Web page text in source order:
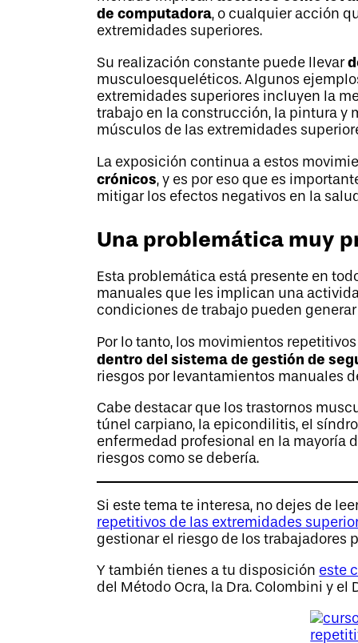
de computadora, o cualquier acción
extremidades superiores.
Su realización constante puede llevar
musculoesqueléticos. Algunos
extremidades superiores incluyen la
trabajo en la construcción, la pintura y
músculos de las extremidades
La exposición continua a estos
crónicos, y es por eso que es
mitigar los efectos negativos en la
Una problemática muy
Esta problemática está presente en
manuales que les implican una
condiciones de trabajo pueden
Por lo tanto, los movimientos
dentro del sistema de gestión de
riesgos por levantamientos manuales
Cabe destacar que los trastornos
túnel carpiano, la epicondilitis, el
enfermedad profesional en la mayoría
riesgos como se debería.
Si este tema te interesa, no dejes de
repetitivos de las extremidades
gestionar el riesgo de los trabajadores
Y también tienes a tu disposición este
del Método Ocra, la Dra. Colombini y el